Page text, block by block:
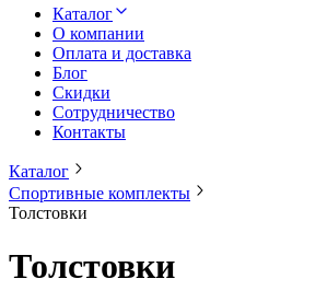
Каталог
О компании
Оплата и доставка
Блог
Скидки
Сотрудничество
Контакты
Каталог
Спортивные комплекты
Толстовки
Толстовки